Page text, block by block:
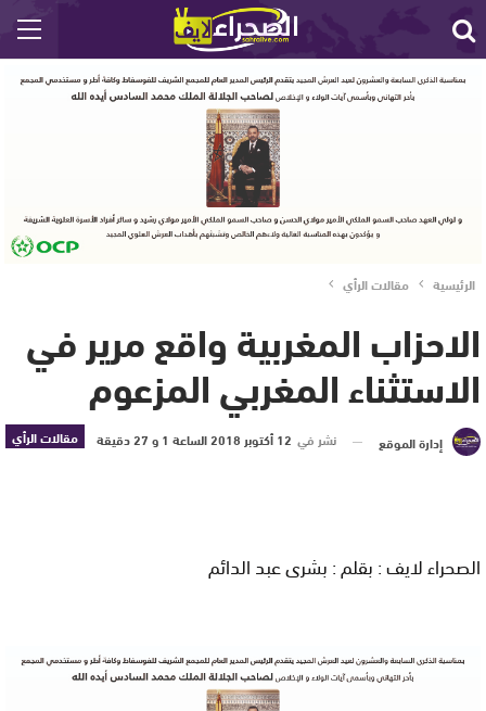
الرئيسية مقالات الرأي
الاحزاب المغربية واقع مرير في
الاستثناء المغربي المزعوم
مقالات الرأي إدارة الموقع نشر في 12 أكتوبر 2018 الساعة 1 و 27 دقيقة
الصحراء لايف : بقلم : بشرى عبد الدائم